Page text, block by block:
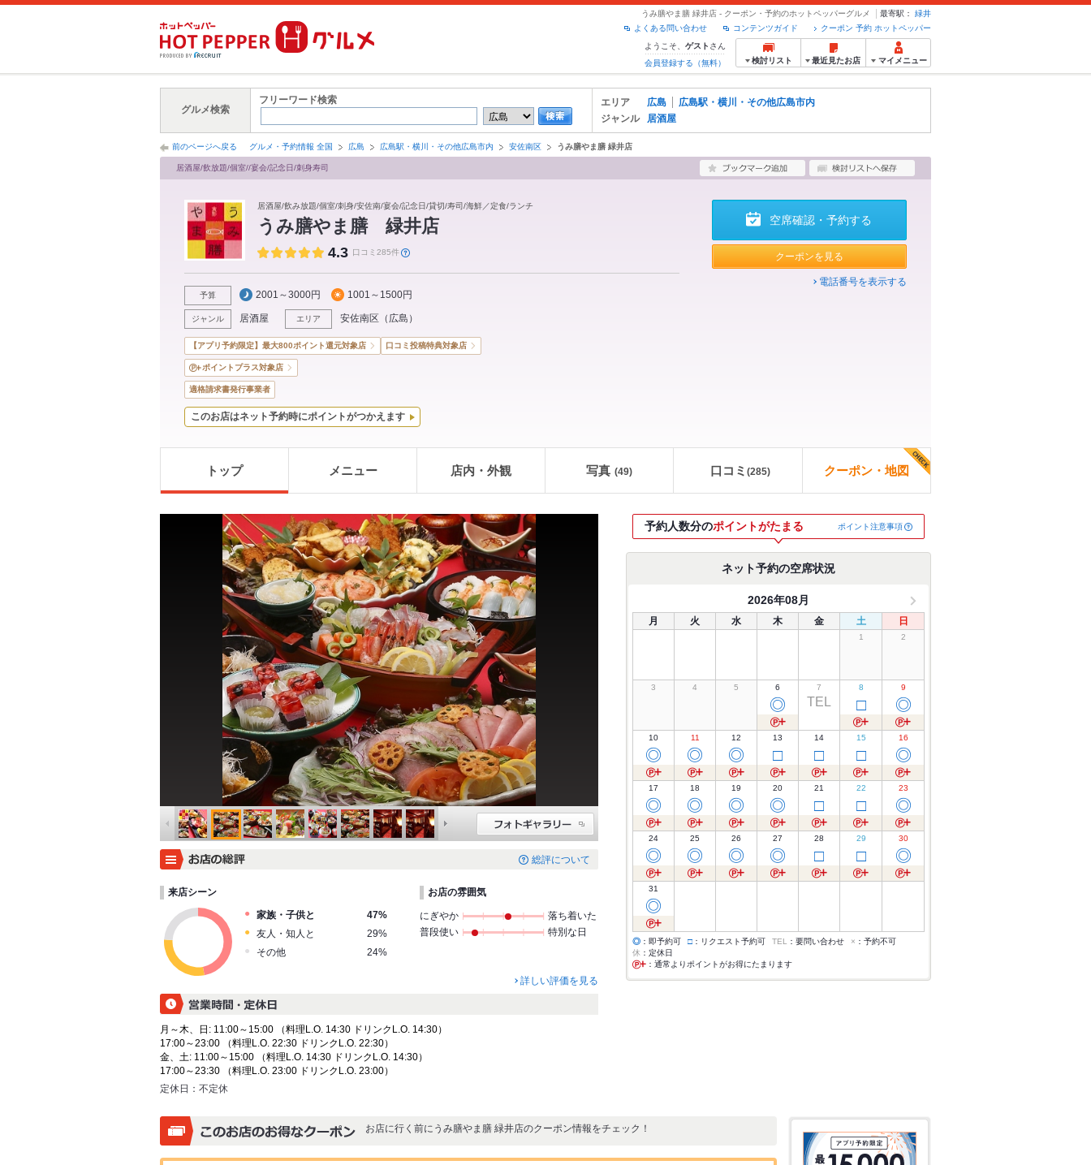
うみ膳やま膳 緑井店 - クーポン・予約のホットペッパーグルメ 最寄駅：
緑井
クーポン 予約 ホットペッパー
コンテンツガイド
よくある問い合わせ
ようこそ、 ゲスト さん
会員登録する（無料）
検討リスト 最近見たお店 マイメニュー
グルメ検索
フリーワード検索 エリア 広島
広島駅・横川・その他広島市内
ジャンル
居酒屋
前のページへ戻る グルメ・予約情報 全国 広島 広島駅・横川・その他広島市内 安佐南区 うみ膳やま膳 緑井店
居酒屋/飲放題/個室//宴会/記念日/刺身寿司
居酒屋/飲み放題/個室/刺身/安佐南/宴会/記念日/貸切/寿司/海鮮／定食/ランチ
うみ膳やま膳 緑井店
4.3 口コミ285件
予算 2001～3000円 1001～1500円
ジャンル 居酒屋 エリア 安佐南区 （ 広島 ）
空席確認・予約する
クーポンを見る
電話番号を表示する
【アプリ予約限定】最大800ポイント還元対象店 口コミ投稿特典対象店
ポイントプラス対象店
適格請求書発行事業者
このお店はネット予約時にポイントがつかえます
トップ メニュー 店内・外観 写真 (49) 口コミ (285) クーポン・地図
総評について
来店シーン
家族・子供と
47%
友人・知人と
29%
その他
24%
お店の雰囲気
にぎやか
落ち着いた
普段使い
特別な日
詳しい評価を見る
月～木、日: 11:00～15:00 （料理L.O. 14:30 ドリンクL.O. 14:30）
17:00～23:00 （料理L.O. 22:30 ドリンクL.O. 22:30）
金、土: 11:00～15:00 （料理L.O. 14:30 ドリンクL.O. 14:30）
17:00～23:30 （料理L.O. 23:00 ドリンクL.O. 23:00）
定休日： 不定休
予約人数分のポイントがたまる ポイント注意事項
ネット予約の空席状況
2026年08月
月 火 水 木 金 土 日
1 2
3 4 5 6
◎
7
TEL
8
□
9
◎
10
◎
11
◎
12
◎
13
□
14
□
15
□
16
◎
17
◎
18
◎
19
◎
20
◎
21
□
22
□
23
◎
24
◎
25
◎
26
◎
27
◎
28
□
29
□
30
◎
31
◎
◎ ：即予約可 □ ：リクエスト予約可 TEL ：要問い合わせ × ：予約不可
休 ：定休日
：通常よりポイントがお得にたまります
お店に行く前にうみ膳やま膳 緑井店のクーポン情報をチェック！